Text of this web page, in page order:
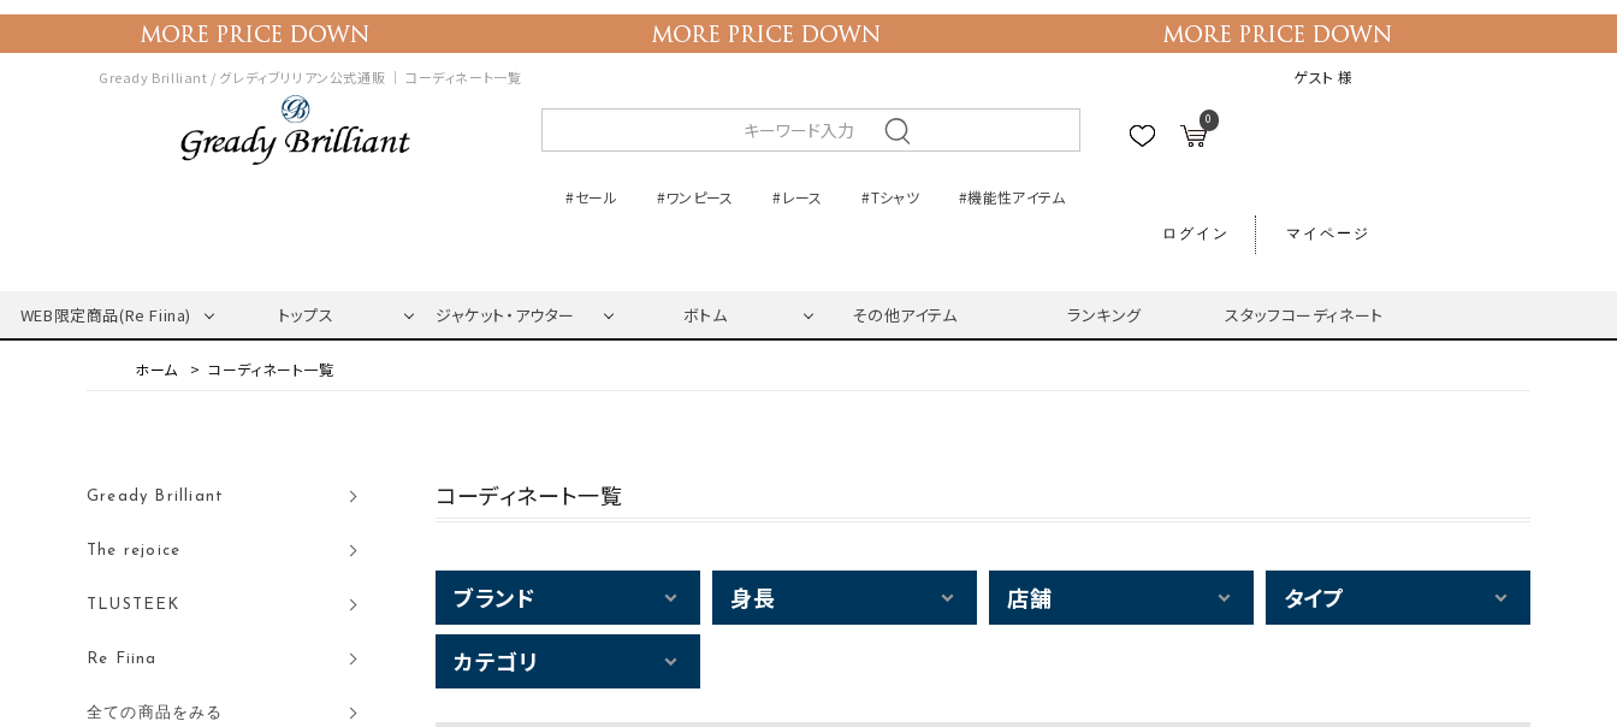
Gready Brilliant / グレディブリリアン公式通販 ｜ コーディネート一覧 ゲスト 様
0
#セール #ワンピース #レース #Tシャツ #機能性アイテム
ログイン マイページ
WEB限定商品(Re Fiina) トップス ジャケット・アウター ボトム その他アイテム ランキング スタッフコーディネート
コーディネート一覧
Gready Brilliant
The rejoice
TLUSTEEK
Re Fiina
全ての商品をみる
コーディネート一覧
ブランド 身長 店舗 タイプ
カテゴリ